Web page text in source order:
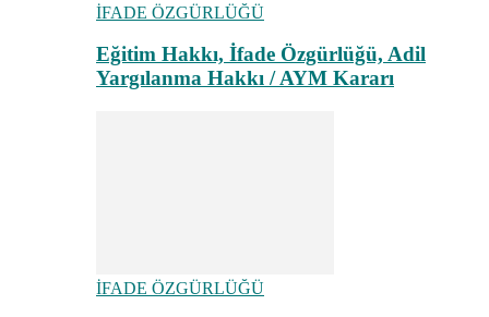
İFADE ÖZGÜRLÜĞÜ
Eğitim Hakkı, İfade Özgürlüğü, Adil
Yargılanma Hakkı / AYM Kararı
İFADE ÖZGÜRLÜĞÜ